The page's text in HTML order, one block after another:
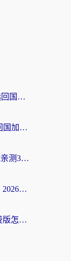
ChickCN和章鱼哪个好？海外党选回国加速器的3个关键维度 + 实用避坑指南
中国VPN评测：海外党2026最全回国加速器选择指南，告别地区限制不踩坑
雷神手游和hi龟龟好用吗？海外党亲测3款回国加速器，教你选对国外到国内加速器
在法国玩国内游戏用什么加速器？2026实测解决延迟卡顿的实用指南
海外党别愁！一键回国加速器免费版怎么选？从踩坑到流畅访问的全攻略